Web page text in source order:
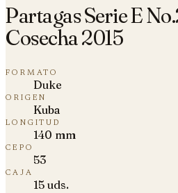
Partagas Serie E
Cosecha 2015
formato
Duke
origen
Kuba
longitud
140 mm
cepo
53
caja
15 uds.